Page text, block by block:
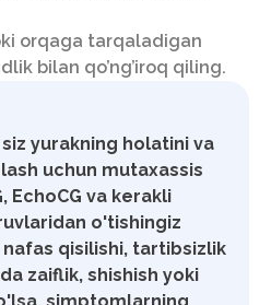
orqaga tarqaladigan
bilan qo’ng’iroq qiling.
siz yurakning holatini va
uchun mutaxassis
EchoCG va kerakli
o'tishingiz
nafas qisilishi, tartibsizlik
zaiflik, shishish yoki